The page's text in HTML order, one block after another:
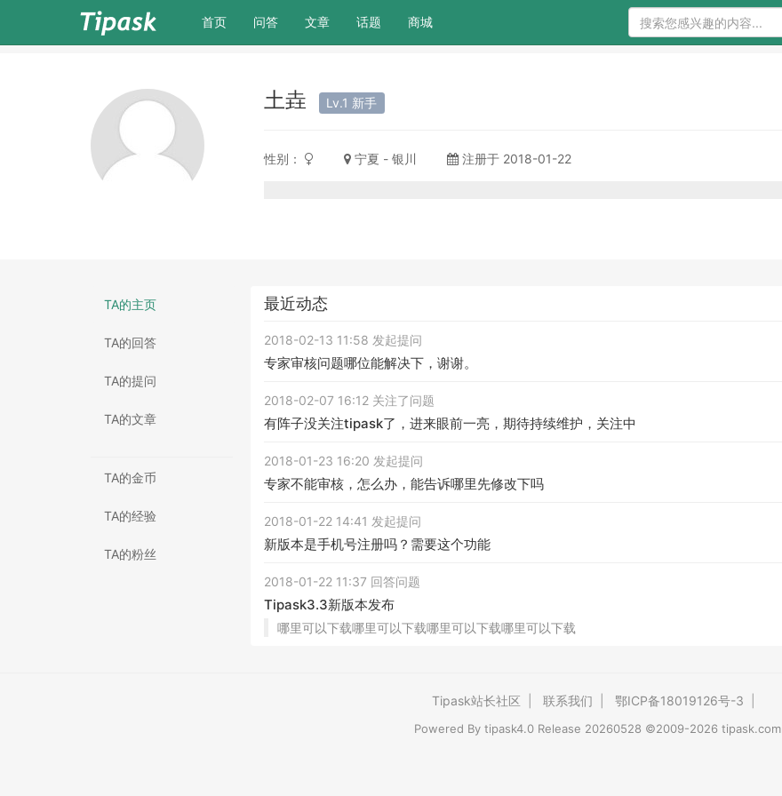
首页(current)
问答 文章 话题 商城
土垚 Lv.1 新手
性别： 宁夏 - 银川 注册于 2018-01-22
TA的主页
TA的回答
TA的提问
TA的文章
TA的金币
TA的经验
TA的粉丝
最近动态
2018-02-13 11:58 发起提问
专家审核问题哪位能解决下，谢谢。
2018-02-07 16:12 关注了问题
有阵子没关注tipask了，进来眼前一亮，期待持续维护，关注中
2018-01-23 16:20 发起提问
专家不能审核，怎么办，能告诉哪里先修改下吗
2018-01-22 14:41 发起提问
新版本是手机号注册吗？需要这个功能
2018-01-22 11:37 回答问题
Tipask3.3新版本发布
哪里可以下载哪里可以下载哪里可以下载哪里可以下载
Tipask站长社区 联系我们 鄂ICP备18019126号-3
Powered By tipask4.0Release 20260528 ©2009-2026 tipask.com